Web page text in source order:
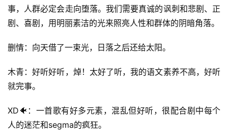
事，人群必定会走向堕落。我们需要真诚的讽刺和悲剧、正
剧、喜剧，用明丽素洁的光来照亮人性和群体的阴暗角落。
删情：向天借了一束光，日落之后还给太阳。
木青：好听好听，焯！太好了听，我的语文素养不高，好听
就完事。
XD🐠：一首歌有好多元素，混乱但好听，很配合剧中每个
人的迷茫和segma的疯狂。